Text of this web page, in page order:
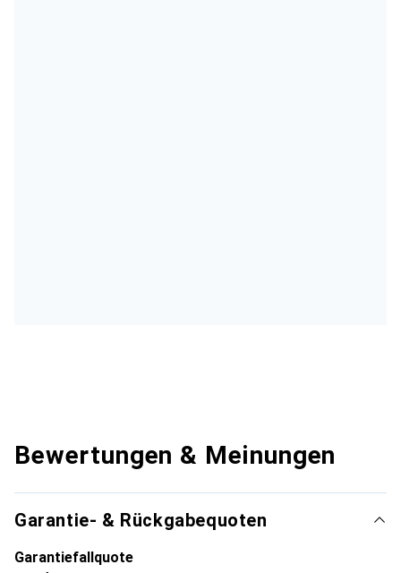
Bewertungen & Meinungen
Garantie- & Rückgabequoten
Garantiefallquote